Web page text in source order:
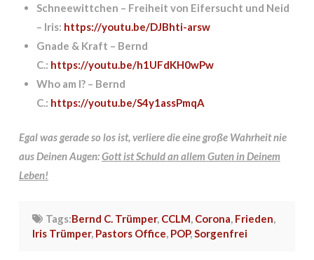
Schneewittchen – Freiheit von Eifersucht und Neid
– Iris: https://youtu.be/DJBhti-arsw
Gnade & Kraft – Bernd
C.: https://youtu.be/h1UFdKH0wPw
Who am I? – Bernd
C.: https://youtu.be/S4y1assPmqA
Egal was gerade so los ist, verliere die eine große Wahrheit nie
aus Deinen Augen:Gott ist Schuld an allem Guten in Deinem
Leben!
Tags:Bernd C. Trümper, CCLM Corona Frieden
Iris Trümper, Pastors Office POP, Sorgenfrei